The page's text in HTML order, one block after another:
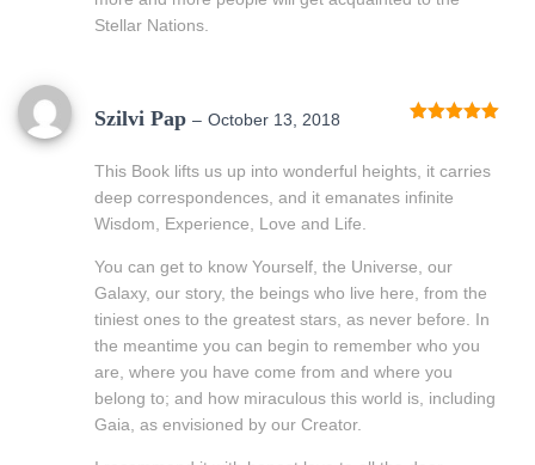
Stellar Nations.
Szilvi Pap – October 13, 2018
This Book lifts us up into wonderful heights, it carries
deep correspondences, and it emanates infinite
Wisdom, Experience, Love and Life.
You can get to know Yourself, the Universe, our
Galaxy, our story, the beings who live here, from the
tiniest ones to the greatest stars, as never before. In
the meantime you can begin to remember who you
are, where you have come from and where you
belong to; and how miraculous this world is, including
Gaia, as envisioned by our Creator.